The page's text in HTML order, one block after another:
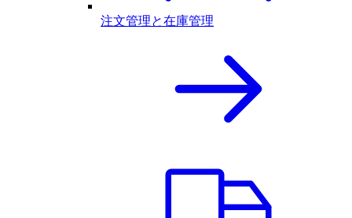
注文管理と在庫管理